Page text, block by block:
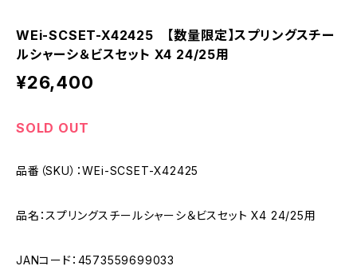
WEi-SCSET-X42425 【数量限定】スプリングスチー
ルシャーシ＆ビスセット X4 24/25用
¥26,400
SOLD OUT
品番（SKU）：WEi-SCSET-X42425
品名：スプリングスチールシャーシ＆ビスセット X4 24/25用
JANコード：4573559699033